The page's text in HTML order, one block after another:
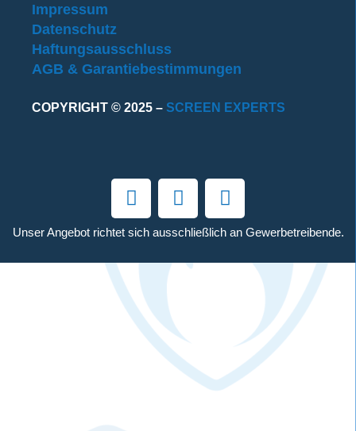
Impressum
Datenschutz
Haftungsausschluss
AGB & Garantiebestimmungen
COPYRIGHT © 2025 – SCREEN EXPERTS
Unser Angebot richtet sich ausschließlich an Gewerbetreibende.